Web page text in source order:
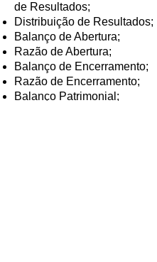
de Resultados;
Distribuição de Resultados;
Balanço de Abertura;
Razão de Abertura;
Balanço de Encerramento;
Razão de Encerramento;
Balanço Patrimonial;